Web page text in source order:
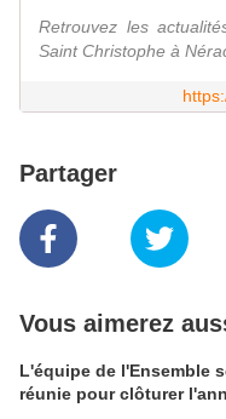
Retrouvez les
Saint Christophe à
Partager
Vous aimerez
L'équipe de l'Ensemble
réunie pour clôturer